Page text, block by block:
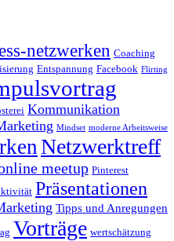
netzwerken Coaching
Entspannung Facebook Flirting
Kommunikation
Mindset moderne Arbeitsweise
Netzwerktreff
meetup Pinterest
Präsentationen
Tipps und Anregungen
Vorträge wertschätzung